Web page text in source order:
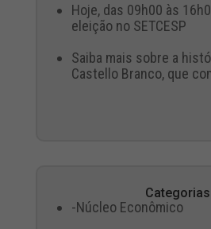
Hoje, das 09h00 às
eleição no SETCESP
Saiba mais sobre a
Castello Branco, que
Categorias
-Núcleo Econômico